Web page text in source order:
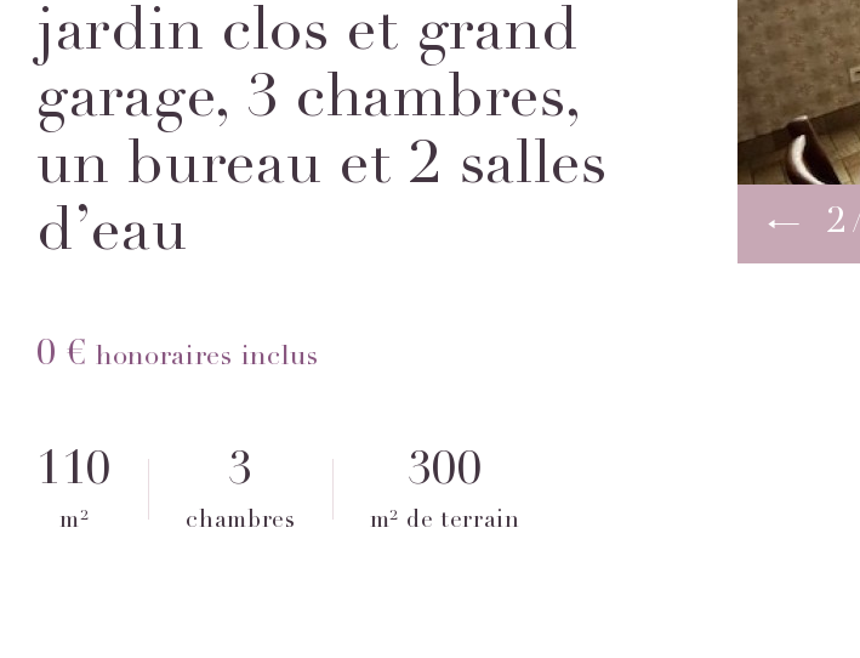
jardin clos et grand
garage, 3 chambres,
un bureau et 2 salles
d’eau
0 € honoraires inclus
110
m²
3
chambres
300
m² de terrain
2